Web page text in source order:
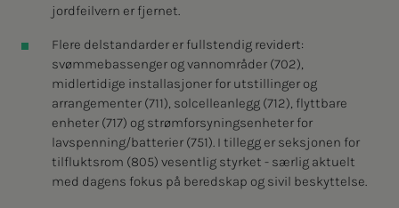
jordfeilvern er fjernet.
Flere delstandarder er fullstendig revidert:
svømmebassenger og vannområder (702),
midlertidige installasjoner for utstillinger og
arrangementer (711), solcelleanlegg (712), flyttbare
enheter (717) og strømforsyningsenheter for
lavspenning/batterier (751). I tillegg er seksjonen for
tilfluktsrom (805) vesentlig styrket - særlig aktuelt
med dagens fokus på beredskap og sivil beskyttelse.